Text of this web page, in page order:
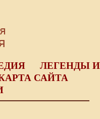
ЛЕГЕНДЫ И
САЙТА